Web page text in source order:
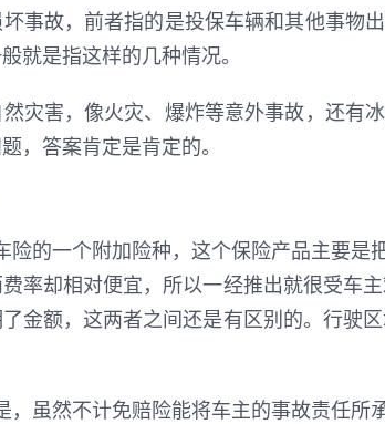
事故，前者指的是投保车辆和其他事物
就是指这样的几种情况。
灾害，像火灾、爆炸等意外事故，还有
，答案肯定是肯定的。
险的一个附加险种，这个保险产品主要
率却相对便宜，所以一经推出就很受车
金额，这两者之间还是有区别的。行驶
，虽然不计免赔险能将车主的事故责任